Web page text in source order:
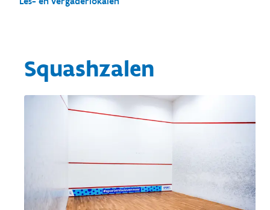
Squashzalen